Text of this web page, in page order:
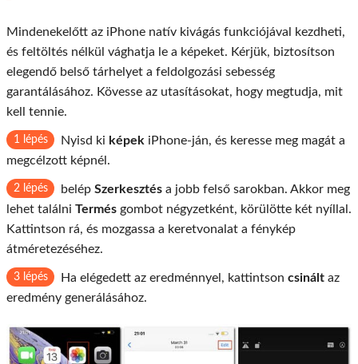
Mindenekelőtt az iPhone natív kivágás funkciójával kezdheti,
és feltöltés nélkül vághatja le a képeket. Kérjük, biztosítson
elegendő belső tárhelyet a feldolgozási sebesség
garantálásához. Kövesse az utasításokat, hogy megtudja, mit
kell tennie.
1 lépés Nyisd ki képek iPhone-ján, és keresse meg magát a
megcélzott képnél.
2 lépés belép Szerkesztés a jobb felső sarokban. Akkor meg
lehet találni Termés gombot négyzetként, körülötte két nyíllal.
Kattintson rá, és mozgassa a keretvonalat a fénykép
átméretezéséhez.
3 lépés Ha elégedett az eredménnyel, kattintson csinált az
eredmény generálásához.